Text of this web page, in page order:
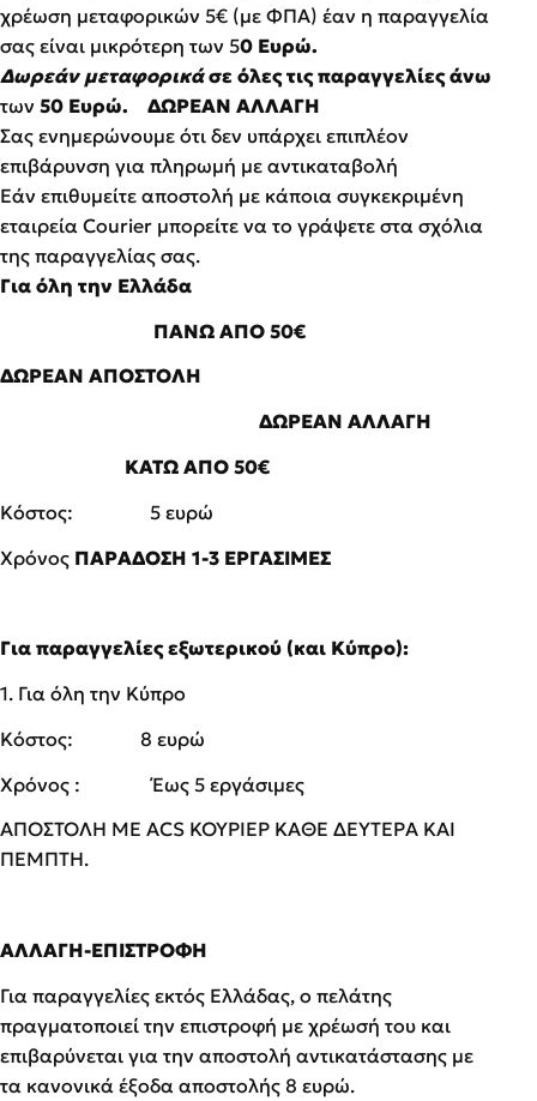
χρέωση μεταφορικών 5€ (με ΦΠΑ) έαν η παραγγελία
σας είναι μικρότερη των 50 Ευρώ.
Δωρεάν μεταφορικάσε όλες τις παραγγελίες άνω
των 50 Ευρώ. ΔΩΡΕΑΝ ΑΛΛΑΓΗ
Σας ενημερώνουμε ότι δεν υπάρχει επιπλέον
επιβάρυνση για πληρωμή με αντικαταβολή
Εάν επιθυμείτε αποστολή με κάποια συγκεκριμένη
εταιρεία Courier μπορείτε να το γράψετε στα σχόλια
της παραγγελίας σας.
Για όλη την Ελλάδα
ΠΑΝΩ ΑΠΟ 50€
ΔΩΡΕΑΝ ΑΠΟΣΤΟΛΗ
ΔΩΡΕΑΝ ΑΛΛΑΓΗ
ΚΑΤΩ ΑΠΟ 50€
Κόστος: 5 ευρώ
Χρόνος ΠΑΡΑΔΟΣΗ 1-3 ΕΡΓΑΣΙΜΕΣ
Για παραγγελίες εξωτερικού (και Κύπρο):
1. Για όλη την Κύπρο
Κόστος: 8 ευρώ
Χρόνος : Έως 5 εργάσιμες
ΑΠΟΣΤΟΛΗ ΜΕ ACS ΚΟΥΡΙΕΡ ΚΑΘΕ ΔΕΥΤΕΡΑ ΚΑΙ
ΠΕΜΠΤΗ.
ΑΛΛΑΓΗ-ΕΠΙΣΤΡΟΦΗ
Για παραγγελίες εκτός Ελλάδας, ο πελάτης
πραγματοποιεί την επιστροφή με χρέωσή του και
επιβαρύνεται για την αποστολή αντικατάστασης με
τα κανονικά έξοδα αποστολής 8 ευρώ.